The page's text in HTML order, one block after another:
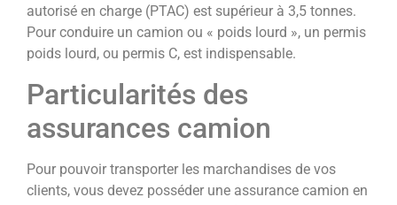
autorisé en charge (PTAC) est supérieur à 3,5 tonnes.
Pour conduire un camion ou « poids lourd », un permis
poids lourd, ou permis C, est indispensable.
Particularités des
assurances camion
Pour pouvoir transporter les marchandises de vos
clients, vous devez posséder une assurance camion en